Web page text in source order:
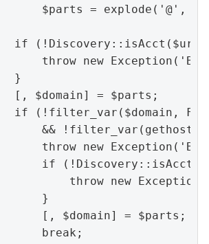
$parts = explode('@',
(!Discovery::isAcct($uri)
throw new
}
$domain] = $parts;
(!filter_var($domain,
&&
throw new
if
throw new
}
[, $domain] = $parts;
break;